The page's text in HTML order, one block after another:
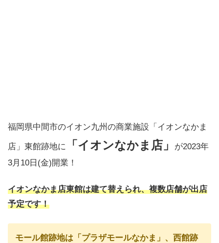
福岡県中間市のイオン九州の商業施設「イオンなかま
店」東館跡地に 「イオンなかま店」
が2023年
3月10日(金)開業！
イオンなかま店東館は建て替えられ、複数店舗が出店
予定です！
モール館跡地は「プラザモールなかま」、西館跡